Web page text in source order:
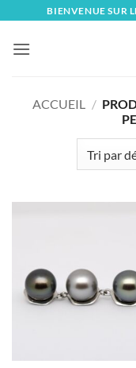
content
BIENVENUE SUR
ACCUEIL /